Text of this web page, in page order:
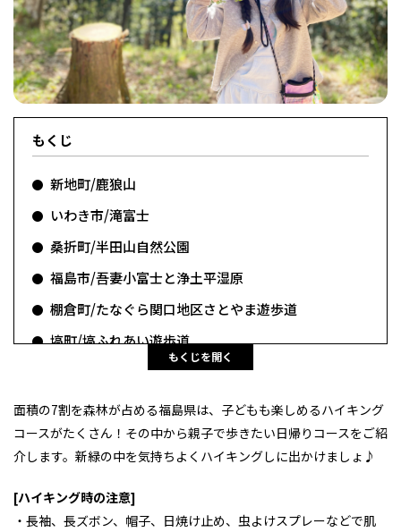
パン アジア・エスニッ テイクアウト
ランチ その他
レジャー・スポー
ツ施設
非日常 イベントレポート
脱毛 温活・サウナ 歯列矯正・審美歯
その他
その他
その他
もくじ
新地町/鹿狼山
いわき市/滝富士
桑折町/半田山自然公園
福島市/吾妻小富士と浄土平湿原
棚倉町/たなぐら関口地区さとやま遊歩道
塙町/塙ふれあい遊歩道
矢祭町/滝川渓谷遊歩道
北塩原村/五色沼自然探勝路
もくじを開く
面積の7割を森林が占める福島県は、子どもも楽しめるハイキング
コースがたくさん！その中から親子で歩きたい日帰りコースをご紹
介します。新緑の中を気持ちよくハイキングしに出かけましょ♪
[ハイキング時の注意]
・長袖、長ズボン、帽子、日焼け止め、虫よけスプレーなどで肌